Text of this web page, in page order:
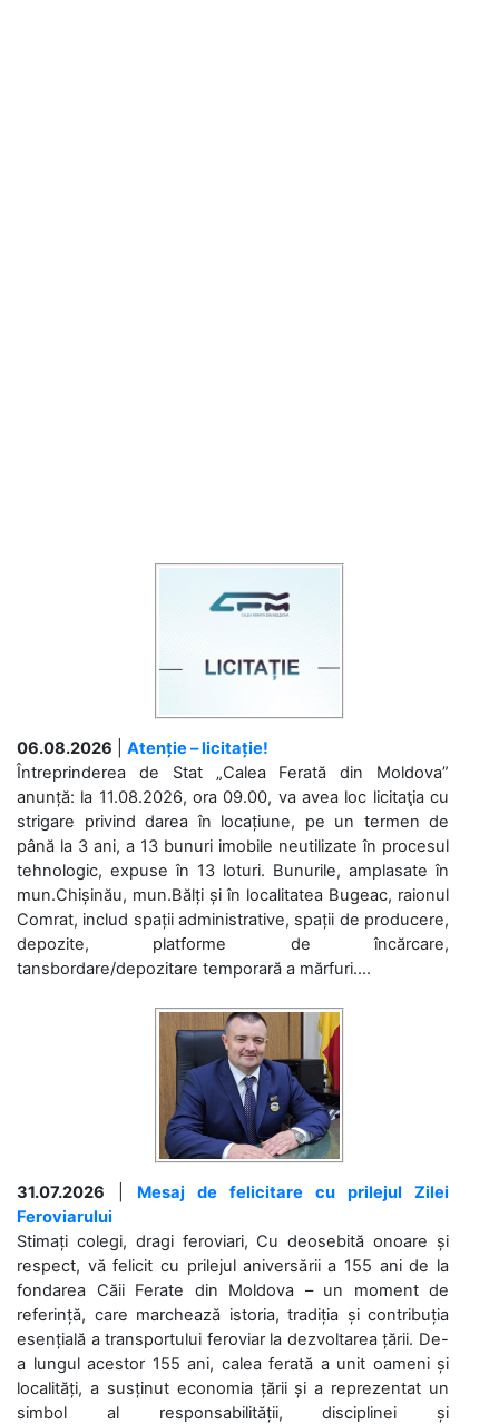
06.08.2026
Atenție – licitație!
Întreprinderea de Stat „Calea Ferată din Moldova”
anunță: la 11.08.2026, ora 09.00, va avea loc licitaţia cu
strigare privind darea în locațiune, pe un termen de
până la 3 ani, a 13 bunuri imobile neutilizate în procesul
tehnologic, expuse în 13 loturi. Bunurile, amplasate în
mun.Chișinău, mun.Bălți și în localitatea Bugeac, raionul
Comrat, includ spații administrative, spații de producere,
depozite, platforme de încărcare,
tansbordare/depozitare temporară a mărfuri....
31.07.2026
Mesaj de felicitare cu prilejul Zilei
Feroviarului
Stimați colegi, dragi feroviari, Cu deosebită onoare și
respect, vă felicit cu prilejul aniversării a 155 ani de la
fondarea Căii Ferate din Moldova – un moment de
referință, care marchează istoria, tradiția și contribuția
esențială a transportului feroviar la dezvoltarea țării. De-
a lungul acestor 155 ani, calea ferată a unit oameni și
localități, a susținut economia țării și a reprezentat un
simbol al responsabilității, disciplinei și